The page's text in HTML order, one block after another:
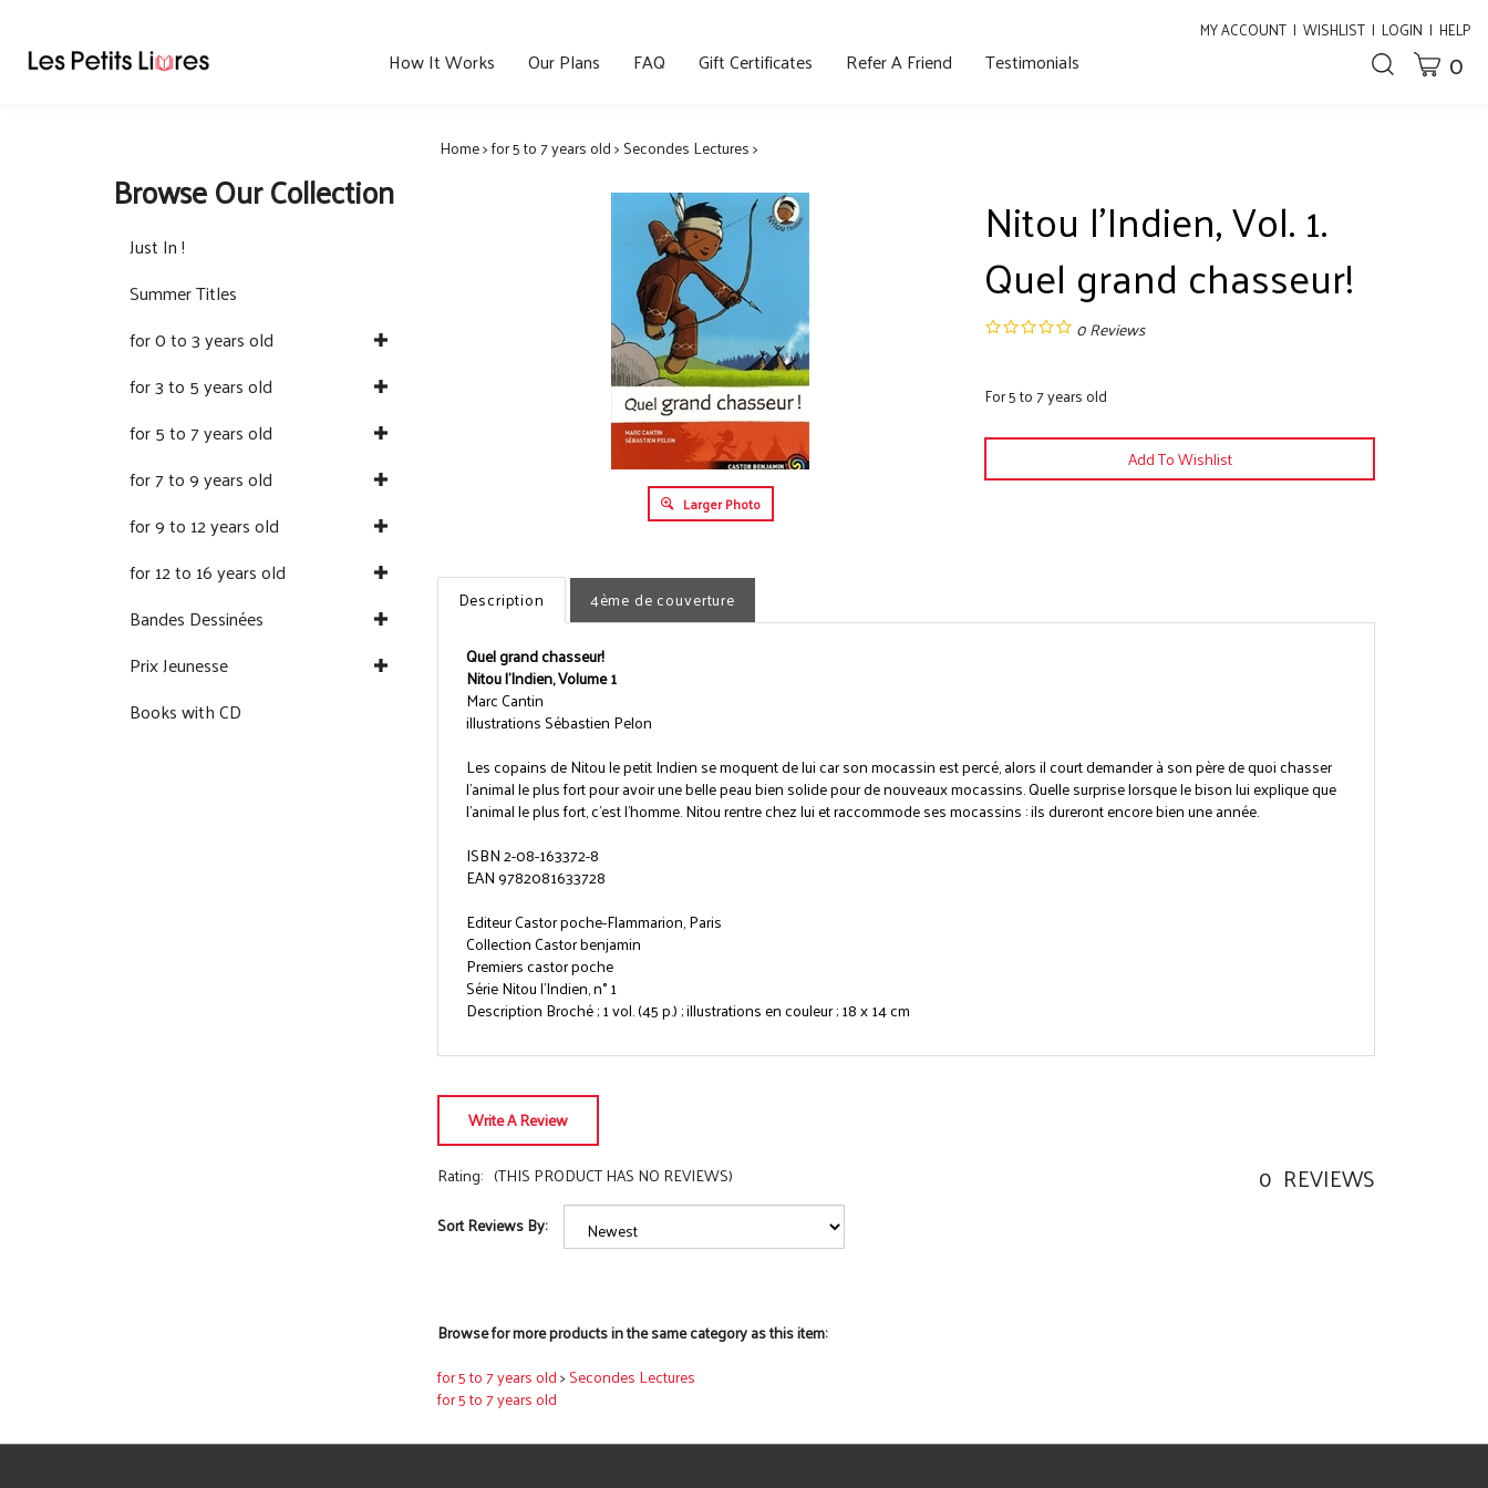
content
MY ACCOUNT | WISHLIST | LOGIN | HELP
Toggle
search
CART 0
How It Works Our Plans FAQ Gift Certificates Refer A Friend Testimonials
Browse Our Collection
Just In !
Summer Titles
for 0 to 3 years old
for 3 to 5 years old
for 5 to 7 years old
for 7 to 9 years old
for 9 to 12 years old
for 12 to 16 years old
Bandes Dessinées
Prix Jeunesse
Books with CD
Home>for 5 to 7 years old>Secondes Lectures>
Larger Photo
Nitou l'Indien, Vol. 1.
Quel grand chasseur!
0Reviews
For 5 to 7 years old
Description 4ème de couverture
Quel grand chasseur!
Nitou l'Indien, Volume 1
Marc Cantin
illustrations Sébastien Pelon
Les copains de Nitou le petit Indien se moquent de lui car son mocassin est percé, alors il court demander à son père de quoi chasser
l'animal le plus fort pour avoir une belle peau bien solide pour de nouveaux mocassins. Quelle surprise lorsque le bison lui explique que
l'animal le plus fort, c'est l'homme. Nitou rentre chez lui et raccommode ses mocassins : ils dureront encore bien une année.
ISBN 2-08-163372-8
EAN 9782081633728
Editeur Castor poche-Flammarion, Paris
Collection Castor benjamin
Premiers castor poche
Série Nitou l'Indien, n° 1
Description Broché ; 1 vol. (45 p.) ; illustrations en couleur ; 18 x 14 cm
Write A Review
Rating: (THIS PRODUCT HAS NO REVIEWS) 0 REVIEWS
Sort Reviews By:
Browse for more products in the same category as this item:
for 5 to 7 years old>Secondes Lectures
for 5 to 7 years old